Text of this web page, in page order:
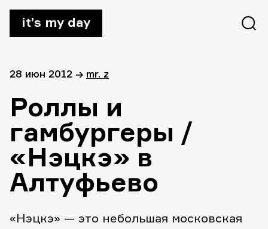
it’s my day
28 июн 2012 → mr. z
Роллы и
гамбургеры /
«Нэцкэ» в
Алтуфьево
«Нэцкэ» — это небольшая московская